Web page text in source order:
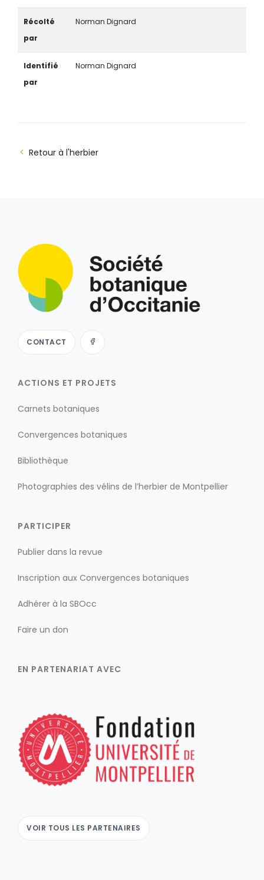
Récolté
par
Norman Dignard
Identifié
par
Norman Dignard
Retour à l'herbier
CONTACT
ACTIONS ET PROJETS
Carnets botaniques
Convergences botaniques
Bibliothèque
Photographies des vélins de l’herbier de Montpellier
PARTICIPER
Publier dans la revue
Inscription aux Convergences botaniques
Adhérer à la SBOcc
Faire un don
EN PARTENARIAT AVEC
VOIR TOUS LES PARTENAIRES